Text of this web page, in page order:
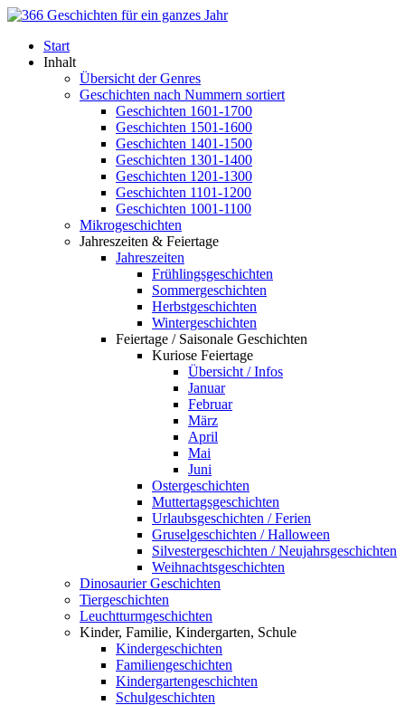
Start
Inhalt
Übersicht der Genres
Geschichten nach Nummern sortiert
Geschichten 1601-1700
Geschichten 1501-1600
Geschichten 1401-1500
Geschichten 1301-1400
Geschichten 1201-1300
Geschichten 1101-1200
Geschichten 1001-1100
Mikrogeschichten
Jahreszeiten & Feiertage
Jahreszeiten
Frühlingsgeschichten
Sommergeschichten
Herbstgeschichten
Wintergeschichten
Feiertage / Saisonale Geschichten
Kuriose Feiertage
Übersicht / Infos
Januar
Februar
März
April
Mai
Juni
Ostergeschichten
Muttertagsgeschichten
Urlaubsgeschichten / Ferien
Gruselgeschichten / Halloween
Silvestergeschichten / Neujahrsgeschichten
Weihnachtsgeschichten
Dinosaurier Geschichten
Tiergeschichten
Leuchtturmgeschichten
Kinder, Familie, Kindergarten, Schule
Kindergeschichten
Familiengeschichten
Kindergartengeschichten
Schulgeschichten